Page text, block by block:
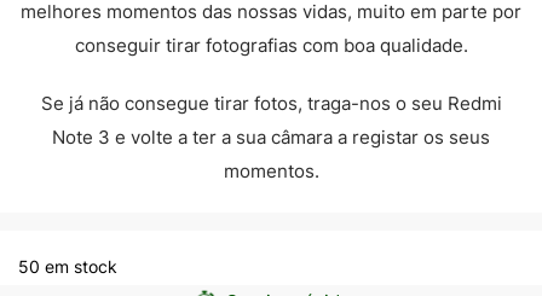
melhores momentos das nossas vidas, muito em parte por
conseguir tirar fotografias com boa qualidade.
Se já não consegue tirar fotos, traga-nos o seu Redmi
Note 3 e volte a ter a sua câmara a registar os seus
momentos.
50 em stock